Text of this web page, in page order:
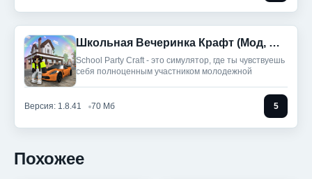
Школьная Вечеринка Крафт (Мод, Много денег)
School Party Craft - это симулятор, где ты чувствуешь
себя полноценным участником молодежной
Версия: 1.8.41 70 Мб 5
Похожее